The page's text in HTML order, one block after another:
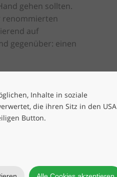
Inhalte in soziale
die ihren Sitz in den USA
Button.
gehen sollten.
renommierten
auf
gegenüber: einen